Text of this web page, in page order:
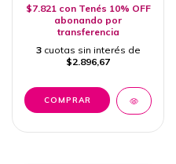
$7.821 con Tenés 10% OFF
abonando por
transferencia
3 cuotas sin interés de
$2.896,67